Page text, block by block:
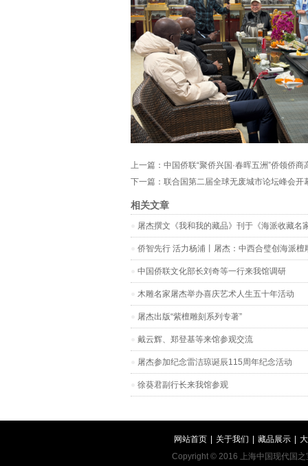
上一篇： 中国侨联“聚侨兴国·春晖五洲”侨领侨商
下一篇： 联合国第二届全球无废城市论坛峰会开
相关文章
屠杰撰文《我和我的藏品》刊于《海派收藏名
侨智先行 活力杨浦丨屠杰：中西合璧创海派檀
中国侨联文化部长刘奇等一行来我馆调研
木雕名家屠杰举办喜庆艺术人生五十年活动
屠杰出版“紫檀雕刻系列专著”
戴云辉、郑登基等来馆参观交流
屠杰参加纪念雷洁琼诞辰115周年纪念活动
徐葵君副行长来我馆参观
网站首页 关于我们 藏品展示
Copyright © 2016 上海中国现代国